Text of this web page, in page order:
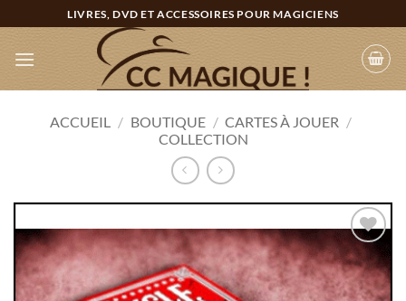
au
contenu
LIVRES, DVD ET ACCESSOIRES POUR MAGICIENS
ACCUEIL / BOUTIQUE / CARTES À JOUER /
COLLECTION
Ajouter
à la
wishlist